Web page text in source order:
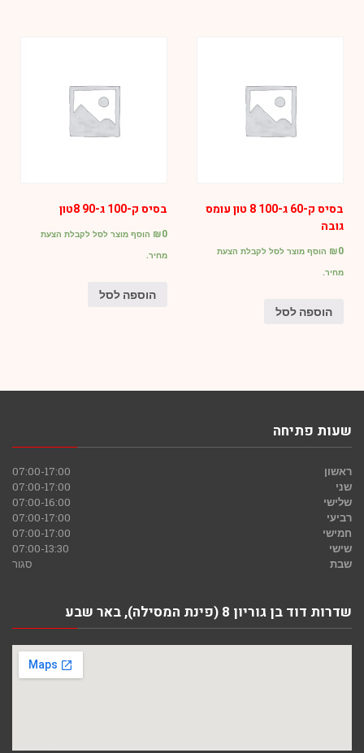
בסיס ק-60 ג-100 8 טון עומס
גובה
₪0
הוסף מוצר לסל לקבלת הצעת
מחיר.
הוספה לסל
בסיס ק-100 ג-90 8טון
₪0
הוסף מוצר לסל לקבלת הצעת
מחיר.
הוספה לסל
שעות פתיחה
ראשון
07:00-17:00
שני
07:00-17:00
שלישי
07:00-16:00
רביעי
07:00-17:00
חמישי
07:00-17:00
שישי
07:00-13:30
שבת
סגור
שדרות דוד בן גוריון 8 (פינת המסילה), באר שבע